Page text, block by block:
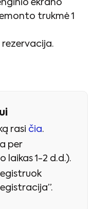
ekrano
trukmė 1
rasi čia.
per
1-2 d.d.).